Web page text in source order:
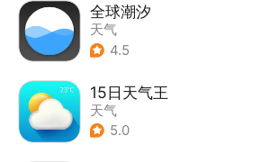
全球潮汐
天气
4.5
15日天气王
天气
5.0